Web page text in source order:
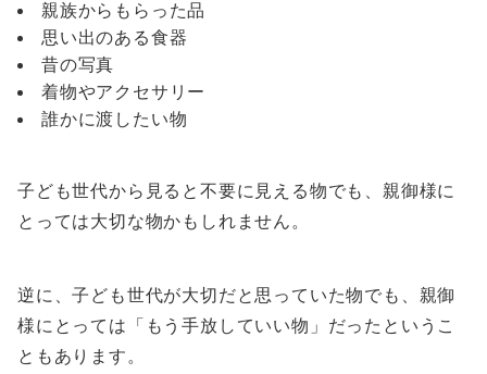
親族からもらった品
思い出のある食器
昔の写真
着物やアクセサリー
誰かに渡したい物
子ども世代から見ると不要に見える物でも、親御様に
とっては大切な物かもしれません。
逆に、子ども世代が大切だと思っていた物でも、親御
様にとっては「もう手放していい物」だったというこ
ともあります。